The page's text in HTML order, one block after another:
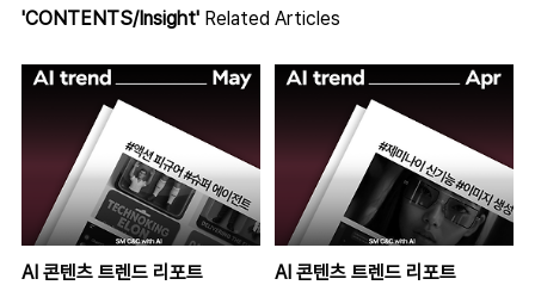
'CONTENTS/Insight' Related Articles
AI 콘텐츠 트렌드 리포트 AI 콘텐츠 트렌드 리포트